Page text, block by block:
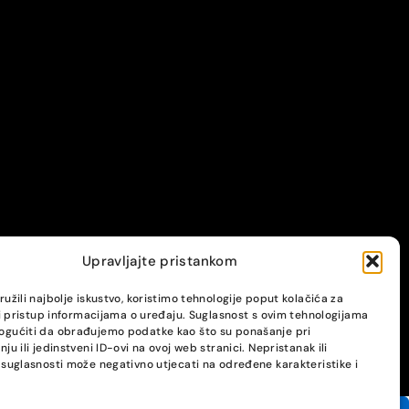
Upravljajte pristankom
najbolje iskustvo, koristimo tehnologije poput kolačića za
informacijama o uređaju. Suglasnost s ovim tehnologijama
da obrađujemo podatke kao što su ponašanje pri
ili jedinstveni ID-ovi na ovoj web stranici. Nepristanak ili
može negativno utjecati na određene karakteristike i